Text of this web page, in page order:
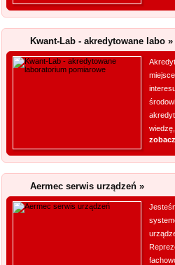
Kwant-Lab - akredytowane labo »
Aermec serwis urządzeń »